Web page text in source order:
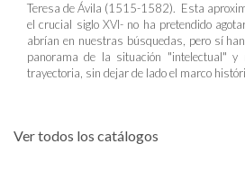
Teresa de Ávila (1515-1582). Esta
el crucial siglo XVI- no ha pretendido
abrían en nuestras búsquedas, pero sí
panorama de la situación "intelectual" y
trayectoria, sin dejar de lado el marco
Ver todos los catálogos